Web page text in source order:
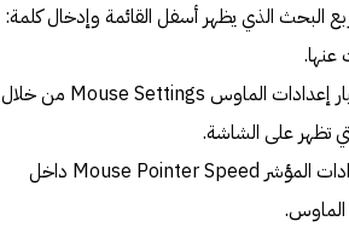
البحث الذي يظهر أسفل القائمة وإدخال كلمة:
الضغط على خيار إعدادات الماوس Mouse Settings من خلال
تظهر على الشاشة.
الانتقال إلى إعدادات المؤشر Mouse Pointer Speed داخل
الماوس.